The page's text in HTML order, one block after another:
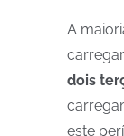
A
carregar
dois
este